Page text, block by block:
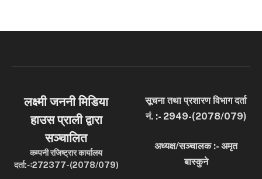
लक्ष्मी जननी मिडिया
हाउस प्राली द्वारा
सञ्चालित
कम्पनी रजिष्ट्रार कार्यालय
दर्ता:-ः272377-(2078/079)
सूचना तथा प्रशारण विभाग दर्ता
नं. :- 2949-(2078/079)
अध्यक्ष/सञ्चालक :- अमृत
बास्कुने